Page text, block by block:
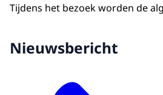
Tijdens het bezoek worden de
Nieuwsbericht